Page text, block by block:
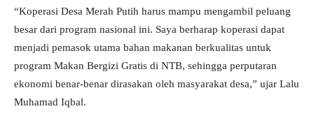
“Koperasi Desa Merah Putih harus mampu mengambil peluang
besar dari program nasional ini. Saya berharap koperasi dapat
menjadi pemasok utama bahan makanan berkualitas untuk
program Makan Bergizi Gratis di NTB, sehingga perputaran
ekonomi benar-benar dirasakan oleh masyarakat desa,” ujar Lalu
Muhamad Iqbal.